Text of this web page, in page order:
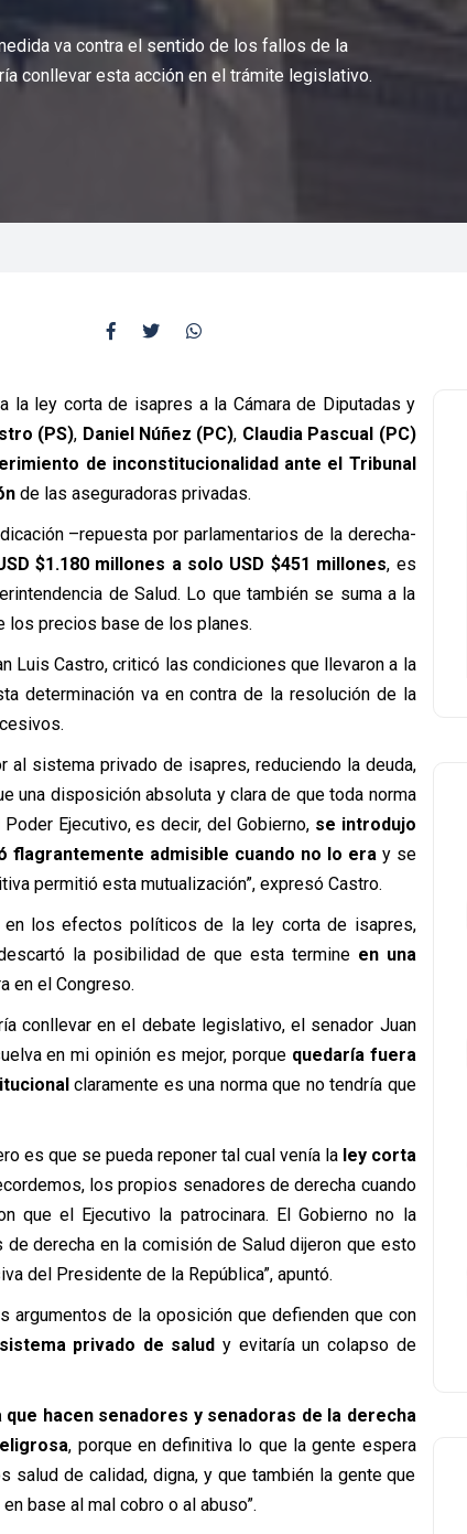
va contra el sentido de los fallos de la
conllevar esta acción en el trámite legislativo.
la ley corta de isapres a la Cámara de Diputadas y
(PS), Daniel Núñez (PC), Claudia Pascual (PC)
de inconstitucionalidad ante el Tribunal
de las aseguradoras privadas.
–repuesta por parlamentarios de la derecha-
$1.180 millones a solo USD $451 millones, es
de Salud. Lo que también se suma a la
los precios base de los planes.
Luis Castro, criticó las condiciones que llevaron a la
determinación va en contra de la resolución de la
al sistema privado de isapres, reduciendo la deuda,
una disposición absoluta y clara de que toda norma
Ejecutivo, es decir, del Gobierno, se introdujo
flagrantemente admisible cuando no lo eray se
permitió esta mutualización”, expresó Castro.
los efectos políticos de la ley corta de isapres,
la posibilidad de que esta termine en una
en el Congreso.
conllevar en el debate legislativo, el senador Juan
en mi opinión es mejor, porquequedaría fuera
claramente es una norma que no tendría que
es que se pueda reponer tal cual venía laley corta
los propios senadores de derecha cuando
que el Ejecutivo la patrocinara. El Gobierno no la
derecha en la comisión de Salud dijeron que esto
del Presidente de la República”, apuntó.
argumentos de la oposición que defienden que con
privado de salud y evitaría un colapso de
que hacen senadores y senadoras de la derecha
, porque en definitiva lo que la gente espera
salud de calidad, digna, y que también la gente que
base al mal cobro o al abuso”.